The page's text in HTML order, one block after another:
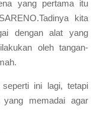
yang pertama itu
kita
dengan alat yang
oleh tangan-
seperti ini lagi, tetapi
yang memadai agar